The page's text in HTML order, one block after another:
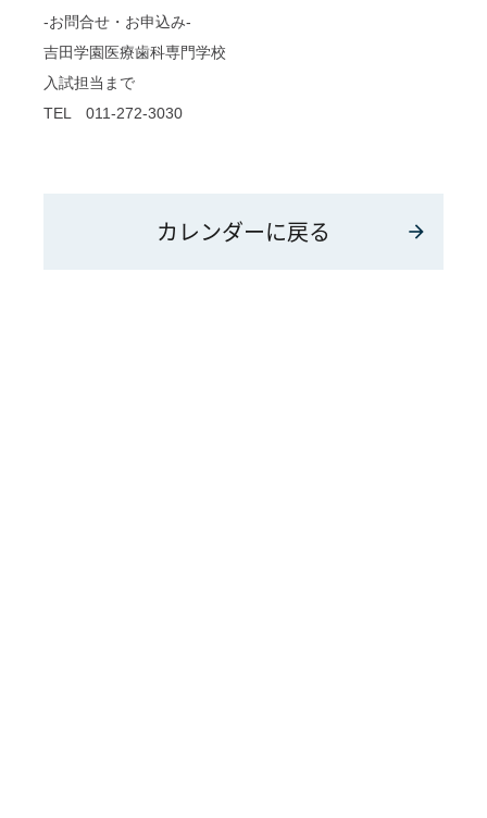
-お問合せ・お申込み-
吉田学園医療歯科専門学校
入試担当まで
TEL 011-272-3030
カレンダーに戻る